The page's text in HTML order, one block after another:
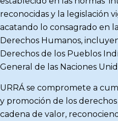
reconocidas y la legislación
acatando lo consagrado en
Derechos Humanos,
Derechos de los Pueblos
General de las Naciones
URRÁ se compromete a
y promoción de los
cadena de valor,